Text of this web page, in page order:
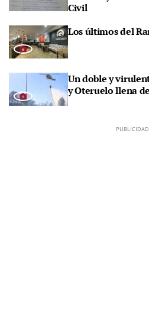
Civil
Los últimos del
Un doble y
y Oteruelo llena